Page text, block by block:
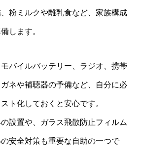
粉ミルクや離乳食など、家族構成
します。
バイルバッテリー、ラジオ、携帯
ネや補聴器の予備など、自分に必
ト化しておくと安心です。
設置や、ガラス飛散防止フィルム
安全対策も重要な自助の一つで